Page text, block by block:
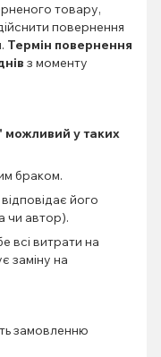
товару,
повернення
Термін повернення
з моменту
у таких
браком.
його
чи автор).
всі витрати на
заміну на
замовленню